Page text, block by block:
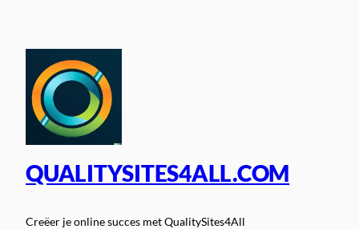
inhoud
QUALITYSITES4ALL.COM
Creëer je online succes met QualitySites4All